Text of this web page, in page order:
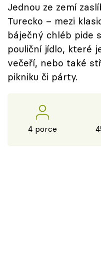
Přihlášení
Sledujte nás
Jednou ze zemí
Turecko – mezi
báječný chléb pide
pouliční jídlo, které
večeří, nebo také
pikniku či párty.
4 porce